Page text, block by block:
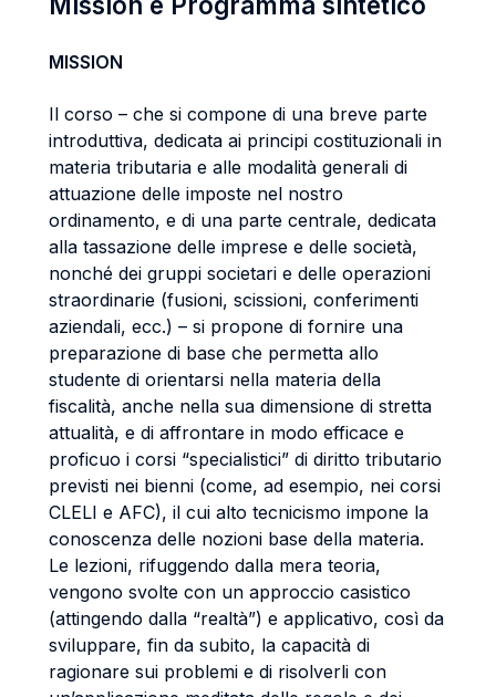
MISSION
Il corso – che si compone di una breve parte
introduttiva, dedicata ai principi costituzionali in
materia tributaria e alle modalità generali di
attuazione delle imposte nel nostro
ordinamento, e di una parte centrale, dedicata
alla tassazione delle imprese e delle società,
nonché dei gruppi societari e delle operazioni
straordinarie (fusioni, scissioni, conferimenti
aziendali, ecc.) – si propone di fornire una
preparazione di base che permetta allo
studente di orientarsi nella materia della
fiscalità, anche nella sua dimensione di stretta
attualità, e di affrontare in modo efficace e
proficuo i corsi “specialistici” di diritto tributario
previsti nei bienni (come, ad esempio, nei corsi
CLELI e AFC), il cui alto tecnicismo impone la
conoscenza delle nozioni base della materia.
Le lezioni, rifuggendo dalla mera teoria,
vengono svolte con un approccio casistico
(attingendo dalla “realtà”) e applicativo, così da
sviluppare, fin da subito, la capacità di
ragionare sui problemi e di risolverli con